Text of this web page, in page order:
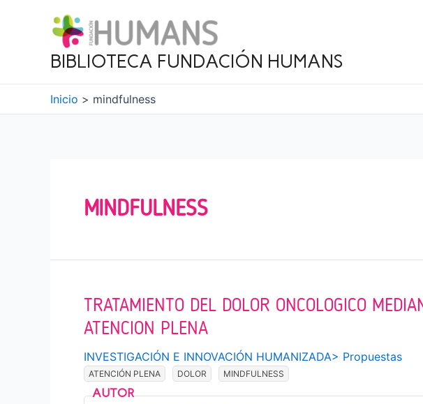
BIBLIOTECA FUNDACIÓN HUMANS
Inicio mindfulness
MINDFULNESS
TRATAMIENTO DEL DOLOR ONCOLOGICO
ATENCION PLENA
INVESTIGACIÓN E INNOVACIÓN HUMANIZADA> Propuestas
ATENCIÓN PLENA DOLOR MINDFULNESS